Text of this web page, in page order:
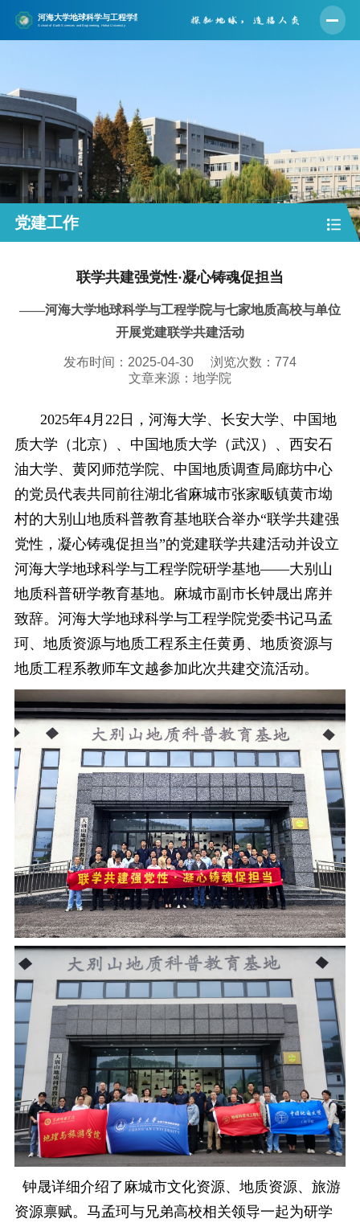
学院概况
师资队伍
人才培养
学科建设
科学研究
实验中心
河海大学首页 旧版入口 EN
党建工作
联学共建强党性·凝心铸魂促担当
——河海大学地球科学与工程学院与七家地质高校与单位
开展党建联学共建活动
发布时间：2025-04-30 浏览次数： 774
文章来源：地学院
2025年4月22日，河海大学、长安大学、中国地
质大学（北京）、中国地质大学（武汉）、西安石
油大学、黄冈师范学院、中国地质调查局廊坊中心
的党员代表共同前往湖北省麻城市张家畈镇黄市坳
村的大别山地质科普教育基地联合举办“联学共建强
党性，凝心铸魂促担当”的党建联学共建活动并设立
河海大学地球科学与工程学院研学基地——大别山
地质科普研学教育基地。
麻城市副市长钟晟出席并
致辞。河海大学地球科学与工程学院党委书记马孟
珂、地质资源与地质工程系主任黄勇、地质资源与
地质工程系教师车文越参加此次共建交流活动。
钟晟详细介绍了麻城市文化资源、地质资源、旅游
资源禀赋。马孟珂与兄弟高校相关领导一起为研学